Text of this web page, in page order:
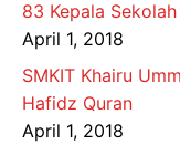
83 Kepala
April 1, 2018
SMKIT Khairu
Hafidz Quran
April 1, 2018